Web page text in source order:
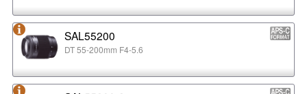
SAL55200
DT 55-200mm F4-5.6